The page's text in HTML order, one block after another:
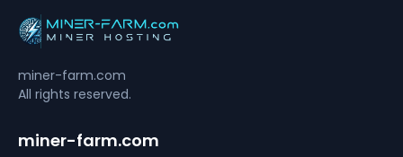
miner-farm.com
All rights reserved.
miner-farm.com